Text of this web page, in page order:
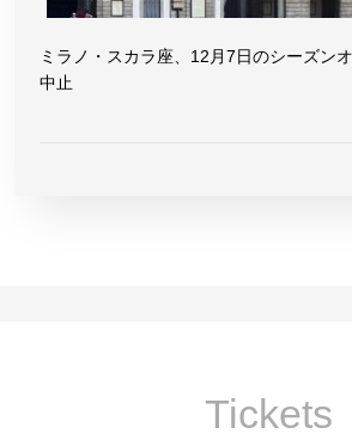
ミラノ・スカラ座、12月7日のシーズン
中止
Tickets